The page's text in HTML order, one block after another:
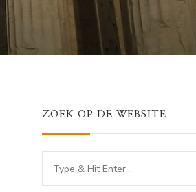
ZOEK OP DE WEBSITE
Looking
for